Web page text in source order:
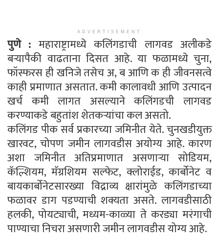
ADVERTISEMENT
पुणे : महाराष्ट्रामध्ये कलिंगडाची लागवड अलीकडे
बर्‍यापैकी वाढताना दिसत आहे. या फळामध्ये चुना,
फॉस्फरस ही खनिजे तसेच अ, ब आणि क ही जीवनसत्वे
काही प्रमाणात असतात. कमी कालावधी आणि उत्पादन
खर्च कमी लागत असल्याने कलिंगडची लागवड
करण्याकडे बहुतांश शेतकर्‍यांचा कल असतो.
कलिंगड पीक सर्व प्रकारच्या जमिनीत येते. चुनखडीयुक्त
खारवट, चोपण जमीन लागवडीस अयोग्य आहे. कारण
अशा जमिनीत अतिप्रमाणात असणार्‍या सोडियम,
कॅल्शियम, मॅग्रशियम सल्फेट, क्लोराईड, कार्बोनेट व
बायकार्बोनेटसारख्या विद्राव्य क्षारांमुळे कलिंगडाच्या
फळावर डाग पडण्याची शक्यता असते. लागवडीसाठी
हलकी, पोयट्याची, मध्यम-काळ्या ते करड्या मरंगाची
पाण्याचा निचरा असणारी जमीन लागवडीस योग्य आहे.